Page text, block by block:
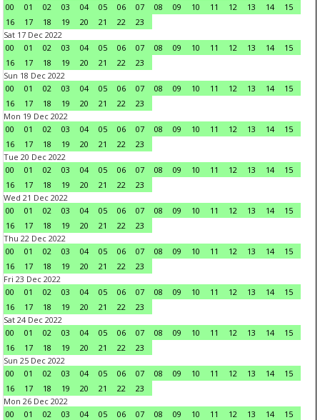
00
01 02 03 04 05 06 07 08 09 10 11 12 13 14
15
16
17 18 19 20 21 22
23
Sat 17 Dec 2022
00
01 02 03 04 05 06 07 08 09 10 11 12 13 14
15
16
17 18 19 20 21 22
23
Sun 18 Dec 2022
00
01 02 03 04 05 06 07 08 09 10 11 12 13 14
15
16
17 18 19 20 21 22
23
Mon 19 Dec 2022
00
01 02 03 04 05 06 07 08 09 10 11 12 13 14
15
16
17 18 19 20 21 22
23
Tue 20 Dec 2022
00
01 02 03 04 05 06 07 08 09 10 11 12 13 14
15
16
17 18 19 20 21 22
23
Wed 21 Dec 2022
00
01 02 03 04 05 06 07 08 09 10 11 12 13 14
15
16
17 18 19 20 21 22
23
Thu 22 Dec 2022
00
01 02 03 04 05 06 07 08 09 10 11 12 13 14
15
16
17 18 19 20 21 22
23
Fri 23 Dec 2022
00
01 02 03 04 05 06 07 08 09 10 11 12 13 14
15
16
17 18 19 20 21 22
23
Sat 24 Dec 2022
00
01 02 03 04 05 06 07 08 09 10 11 12 13 14
15
16
17 18 19 20 21 22
23
Sun 25 Dec 2022
00
01 02 03 04 05 06 07 08 09 10 11 12 13 14
15
16
17 18 19 20 21 22
23
Mon 26 Dec 2022
00
01 02 03 04 05 06 07 08 09 10 11 12 13 14
15